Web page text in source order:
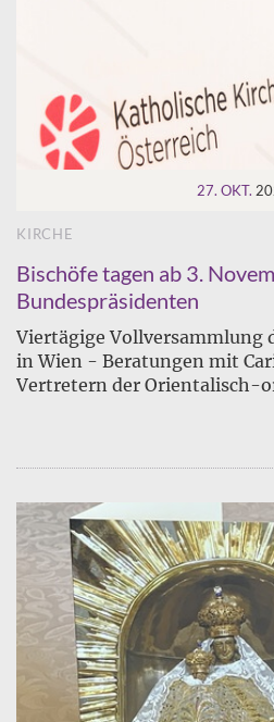
27. OKT.
KIRCHE
Bischöfe tagen ab 3.
Bundespräsidenten
Viertägige Vollversammlung
in Wien - Beratungen mit
Vertretern der Orientalisch-